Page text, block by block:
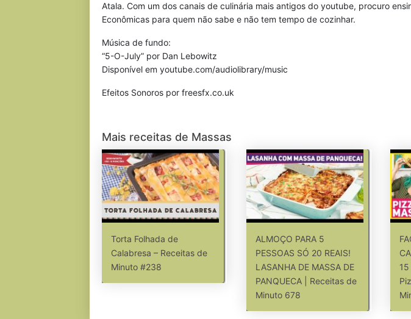
Atala. Com um dos canais de culinária mais antigos do youtube, procuro
Econômicas para quem não sabe e não tem tempo de cozinhar.
Música de fundo:
“5-O-July” por Dan Lebowitz
Disponível em youtube.com/audiolibrary/music
Efeitos Sonoros por freesfx.co.uk
Mais receitas de Massas
Torta Folhada de
Calabresa – Receitas de
Minuto #238
ALMOÇO PARA 5
PESSOAS SÓ 20 REAIS!
LASANHA DE MASSA DE
PANQUECA | Receitas de
Minuto 678